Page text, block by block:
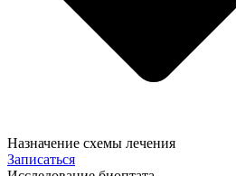
Назначение схемы лечения
Записаться